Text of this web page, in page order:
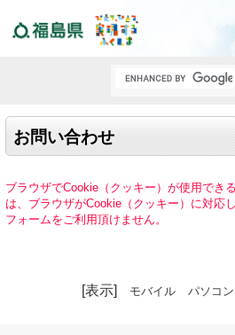
お問い合わせ
ブラウザでCookie（クッキー）が使用でき
は、ブラウザがCookie（クッキー）に対応
フォームをご利用頂けません。
[表示] モバイル パソコン